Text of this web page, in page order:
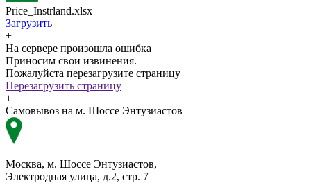
Price_Instrland.xlsx
Загрузить
+
На сервере произошла ошибка
Приносим свои извинения.
Пожалуйста перезагрузите страницу
Перезагрузить страницу
+
Самовывоз на м. Шоссе Энтузиастов
Москва, м. Шоссе Энтузиастов,
Электродная улица, д.2, стр. 7